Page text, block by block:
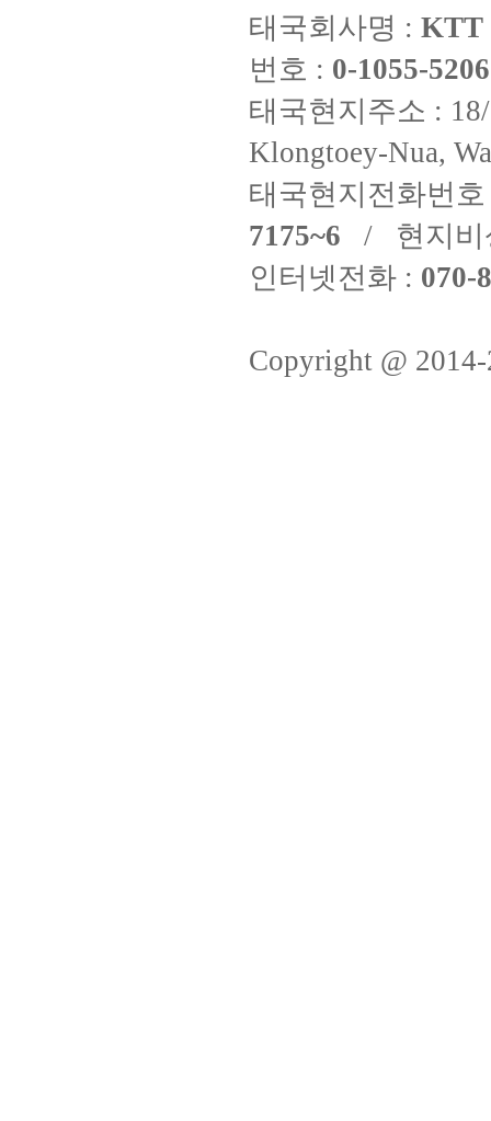
태국회사명 : KTT
번호 : 0-1055-
태국현지주소 :
Klongtoey-Nua,
태국현지전화번
7175~6 / 현지비
인터넷전화 : 070-
Copyright @